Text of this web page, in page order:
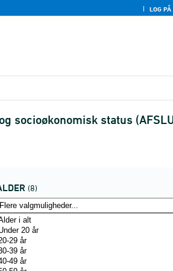
LOG PÅ
socioøkonomisk status
(8)